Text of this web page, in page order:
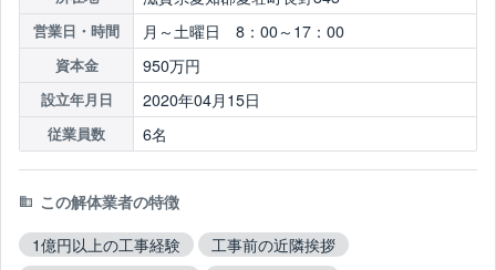
営業日・時間 月～土曜日 8：00～17：00
資本金 950万円
設立年月日 2020年04月15日
従業員数 6名
この解体業者の特徴
1億円以上の工事経験
工事前の近隣挨拶